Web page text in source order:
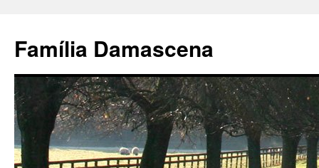
conteúdo
Família Damascena